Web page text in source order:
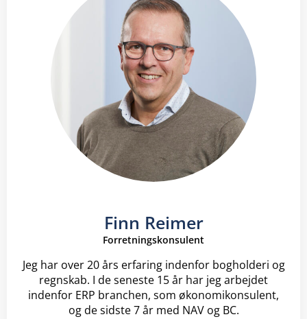
Finn Reimer
Forretningskonsulent
Jeg har over 20 års erfaring indenfor bogholderi og
regnskab. I de seneste 15 år har jeg arbejdet
indenfor ERP branchen, som økonomikonsulent,
og de sidste 7 år med NAV og BC.